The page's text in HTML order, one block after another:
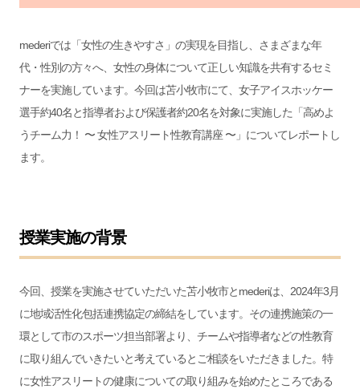
mederiでは「女性の生きやすさ」の実現を目指し、さまざまな年
代・性別の方々へ、女性の身体について正しい知識を共有するセミ
ナーを実施しています。今回は苫小牧市にて、女子アイスホッケー
選手約40名と指導者および保護者約20名を対象に実施した「高めよ
うチーム力！ 〜 女性アスリート性教育講座 〜」についてレポートし
ます。
授業実施の背景
今回、授業を実施させていただいた苫小牧市とmederiは、2024年3月
に地域活性化包括連携協定の締結をしています。その連携施策の一
環として市のスポーツ担当部署より、チームや指導者などの性教育
に取り組んでいきたいと考えているとご相談をいただきました。特
に女性アスリートの健康についての取り組みを始めたところである